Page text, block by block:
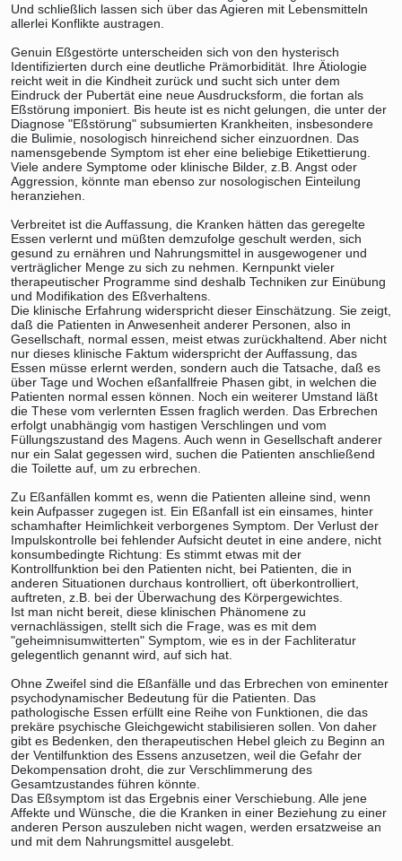
Und schließlich lassen sich über das Agieren mit Lebensmitteln
allerlei Konflikte austragen.
Genuin Eßgestörte unterscheiden sich von den hysterisch
Identifizierten durch eine deutliche Prämorbidität. Ihre Ätiologie
reicht weit in die Kindheit zurück und sucht sich unter dem
Eindruck der Pubertät eine neue Ausdrucksform, die fortan als
Eßstörung imponiert. Bis heute ist es nicht gelungen, die unter der
Diagnose "Eßstörung" subsumierten Krankheiten, insbesondere
die Bulimie, nosologisch hinreichend sicher einzuordnen. Das
namensgebende Symptom ist eher eine beliebige Etikettierung.
Viele andere Symptome oder klinische Bilder, z.B. Angst oder
Aggression, könnte man ebenso zur nosologischen Einteilung
heranziehen.
Verbreitet ist die Auffassung, die Kranken hätten das geregelte
Essen verlernt und müßten demzufolge geschult werden, sich
gesund zu ernähren und Nahrungsmittel in ausgewogener und
verträglicher Menge zu sich zu nehmen. Kernpunkt vieler
therapeutischer Programme sind deshalb Techniken zur Einübung
und Modifikation des Eßverhaltens.
Die klinische Erfahrung widerspricht dieser Einschätzung. Sie zeigt,
daß die Patienten in Anwesenheit anderer Personen, also in
Gesellschaft, normal essen, meist etwas zurückhaltend. Aber nicht
nur dieses klinische Faktum widerspricht der Auffassung, das
Essen müsse erlernt werden, sondern auch die Tatsache, daß es
über Tage und Wochen eßanfallfreie Phasen gibt, in welchen die
Patienten normal essen können. Noch ein weiterer Umstand läßt
die These vom verlernten Essen fraglich werden. Das Erbrechen
erfolgt unabhängig vom hastigen Verschlingen und vom
Füllungszustand des Magens. Auch wenn in Gesellschaft anderer
nur ein Salat gegessen wird, suchen die Patienten anschließend
die Toilette auf, um zu erbrechen.
Zu Eßanfällen kommt es, wenn die Patienten alleine sind, wenn
kein Aufpasser zugegen ist. Ein Eßanfall ist ein einsames, hinter
schamhafter Heimlichkeit verborgenes Symptom. Der Verlust der
Impulskontrolle bei fehlender Aufsicht deutet in eine andere, nicht
konsumbedingte Richtung: Es stimmt etwas mit der
Kontrollfunktion bei den Patienten nicht, bei Patienten, die in
anderen Situationen durchaus kontrolliert, oft überkontrolliert,
auftreten, z.B. bei der Überwachung des Körpergewichtes.
Ist man nicht bereit, diese klinischen Phänomene zu
vernachlässigen, stellt sich die Frage, was es mit dem
"geheimnisumwitterten" Symptom, wie es in der Fachliteratur
gelegentlich genannt wird, auf sich hat.
Ohne Zweifel sind die Eßanfälle und das Erbrechen von eminenter
psychodynamischer Bedeutung für die Patienten. Das
pathologische Essen erfüllt eine Reihe von Funktionen, die das
prekäre psychische Gleichgewicht stabilisieren sollen. Von daher
gibt es Bedenken, den therapeutischen Hebel gleich zu Beginn an
der Ventilfunktion des Essens anzusetzen, weil die Gefahr der
Dekompensation droht, die zur Verschlimmerung des
Gesamtzustandes führen könnte.
Das Eßsymptom ist das Ergebnis einer Verschiebung. Alle jene
Affekte und Wünsche, die die Kranken in einer Beziehung zu einer
anderen Person auszuleben nicht wagen, werden ersatzweise an
und mit dem Nahrungsmittel ausgelebt.